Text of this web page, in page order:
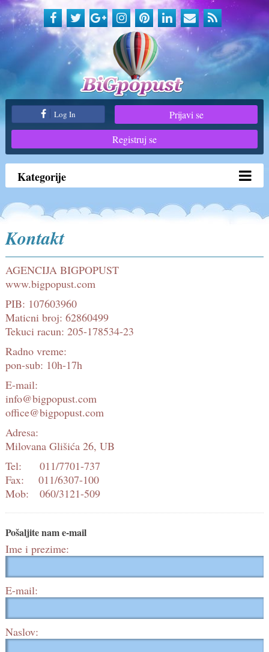
Log In
Prijavi se
Registruj se
Kategorije
Kontakt
AGENCIJA BIGPOPUST
www.bigpopust.com
PIB: 107603960
Maticni broj: 62860499
Tekuci racun: 205-178534-23
Radno vreme:
pon-sub: 10h-17h
E-mail:
info@bigpopust.com
office@bigpopust.com
Adresa:
Milovana Glišića 26, UB
Tel: 011/7701-737
Fax: 011/6307-100
Mob: 060/3121-509
Pošaljite nam e-mail
Ime i prezime:
E-mail:
Naslov: